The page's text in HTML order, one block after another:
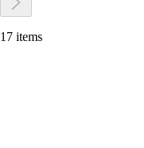
17 items